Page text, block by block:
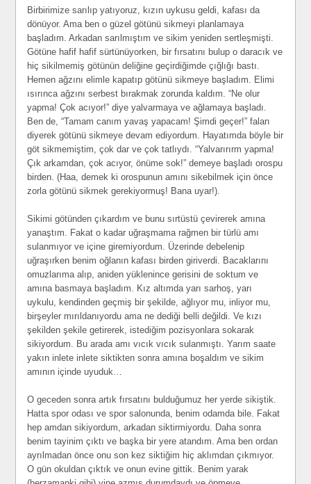
Birbirimize sarılıp yatıyoruz, kızın uykusu geldi, kafası da
dönüyor. Ama ben o güzel götünü sikmeyi planlamaya
başladım. Arkadan sarılmıştım ve sikim yeniden sertleşmişti.
Götüne hafif hafif sürtünüyorken, bir fırsatını bulup o daracık ve
hiç sikilmemiş götünün deliğine geçirdiğimde çığlığı bastı.
Hemen ağzını elimle kapatıp götünü sikmeye başladım. Elimi
ısırınca ağzını serbest bırakmak zorunda kaldım. “Ne olur
yapma! Çok acıyor!” diye yalvarmaya ve ağlamaya başladı.
Ben de, “Tamam canım yavaş yapacam! Şimdi geçer!” falan
diyerek götünü sikmeye devam ediyordum. Hayatımda böyle bir
göt sikmemiştim, çok dar ve çok tatlıydı. “Yalvarırırm yapma!
Çık arkamdan, çok acıyor, önüme sok!” demeye başladı orospu
birden. (Haa, demek ki orospunun amını sikebilmek için önce
zorla götünü sikmek gerekiyormuş! Bana uyar!).
Sikimi götünden çıkardım ve bunu sırtüstü çevirerek amına
yanaştım. Fakat o kadar uğraşmama rağmen bir türlü amı
sulanmıyor ve içine giremiyordum. Üzerinde debelenip
uğraşırken benim oğlanın kafası birden giriverdi. Bacaklarını
omuzlarıma alıp, aniden yüklenince gerisini de soktum ve
amına basmaya başladım. Kız altımda yarı sarhoş, yarı
uykulu, kendinden geçmiş bir şekilde, ağlıyor mu, inliyor mu,
birşeyler mırıldanıyordu ama ne dediği belli değildi. Ve kızı
şekilden şekile getirerek, istediğim pozisyonlara sokarak
sikiyordum. Bu arada amı vıcık vıcık sulanmıştı. Yarım saate
yakın inlete inlete siktikten sonra amına boşaldım ve sikim
amının içinde uyuduk…
O geceden sonra artık fırsatını bulduğumuz her yerde sikiştik.
Hatta spor odası ve spor salonunda, benim odamda bile. Fakat
hep amdan sikiyordum, arkadan siktirmiyordu. Daha sonra
benim tayinim çıktı ve başka bir yere atandım. Ama ben ordan
ayrılmadan önce onu son kez siktiğim hiç aklımdan çıkmıyor.
O gün okuldan çıktık ve onun evine gittik. Benim yarak